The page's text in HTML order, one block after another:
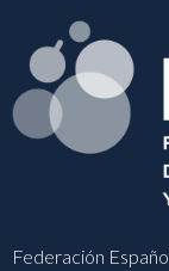
Federación